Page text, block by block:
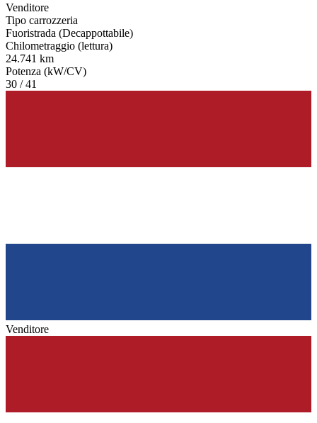
Venditore
Tipo carrozzeria
Fuoristrada (Decappottabile)
Chilometraggio (lettura)
24.741 km
Potenza (kW/CV)
30 / 41
Venditore